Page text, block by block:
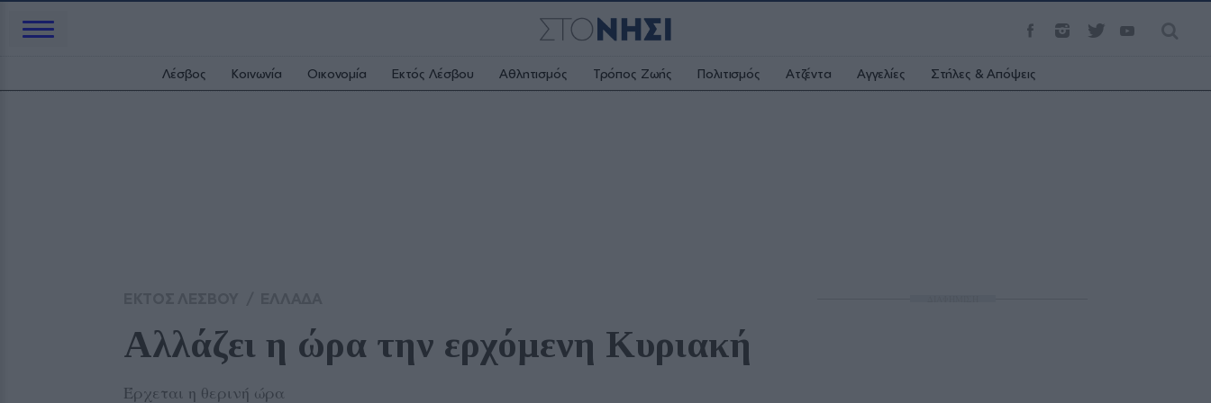
Λέσβος Κοινωνία Οικονομία Εκτός Λέσβου Αθλητισμός Τρόπος Ζωής Πολιτισμός Ατζέντα Αγγελίες Στήλες & Απόψεις
Αλλάζει η ώρα την ερχόμενη Κυριακή
Έρχεται η θερινή ώρα